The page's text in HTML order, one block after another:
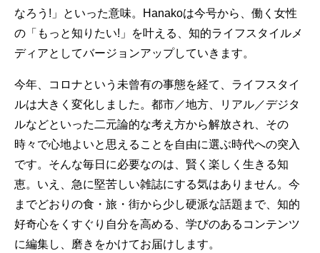
なろう!」といった意味。Hanakoは今号から、働く女性
の「もっと知りたい!」を叶える、知的ライフスタイルメ
ディアとしてバージョンアップしていきます。
今年、コロナという未曾有の事態を経て、ライフスタイ
ルは大きく変化しました。都市／地方、リアル／デジタ
ルなどといった二元論的な考え方から解放され、その
時々で心地よいと思えることを自由に選ぶ時代への突入
です。そんな毎日に必要なのは、賢く楽しく生きる知
恵。いえ、急に堅苦しい雑誌にする気はありません。今
までどおりの食・旅・街から少し硬派な話題まで、知的
好奇心をくすぐり自分を高める、学びのあるコンテンツ
に編集し、磨きをかけてお届けします。